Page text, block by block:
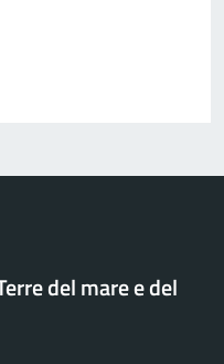
del mare e del